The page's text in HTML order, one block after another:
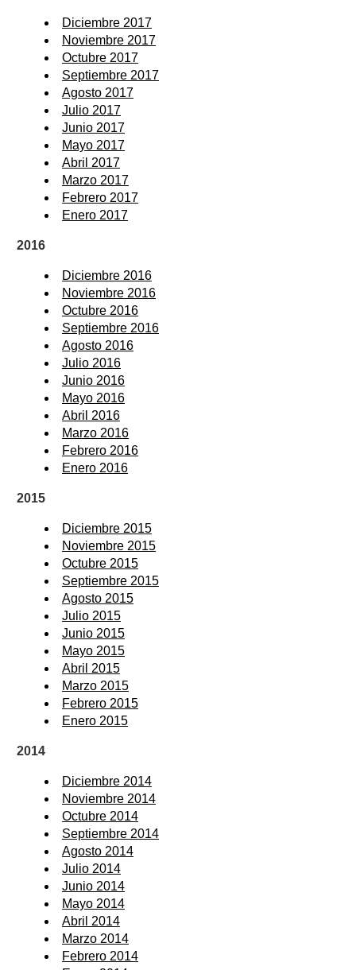
Diciembre 2017
Noviembre 2017
Octubre 2017
Septiembre 2017
Agosto 2017
Julio 2017
Junio 2017
Mayo 2017
Abril 2017
Marzo 2017
Febrero 2017
Enero 2017
2016
Diciembre 2016
Noviembre 2016
Octubre 2016
Septiembre 2016
Agosto 2016
Julio 2016
Junio 2016
Mayo 2016
Abril 2016
Marzo 2016
Febrero 2016
Enero 2016
2015
Diciembre 2015
Noviembre 2015
Octubre 2015
Septiembre 2015
Agosto 2015
Julio 2015
Junio 2015
Mayo 2015
Abril 2015
Marzo 2015
Febrero 2015
Enero 2015
2014
Diciembre 2014
Noviembre 2014
Octubre 2014
Septiembre 2014
Agosto 2014
Julio 2014
Junio 2014
Mayo 2014
Abril 2014
Marzo 2014
Febrero 2014